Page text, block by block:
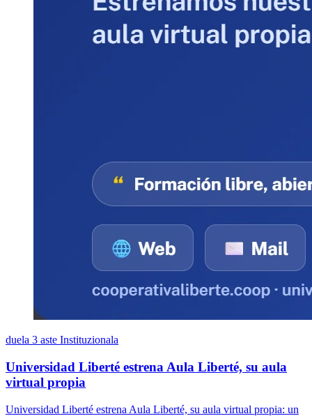
duela 3 aste Instituzionala
Universidad Liberté estrena Aula Liberté, su aula
virtual propia
Universidad Liberté estrena Aula Liberté, su aula virtual propia: un